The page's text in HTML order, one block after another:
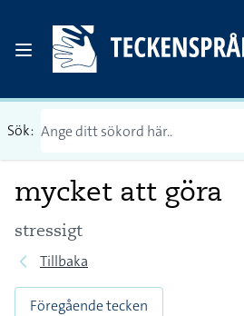
Sök:
mycket att göra
stressigt
Tillbaka
Föregående tecken